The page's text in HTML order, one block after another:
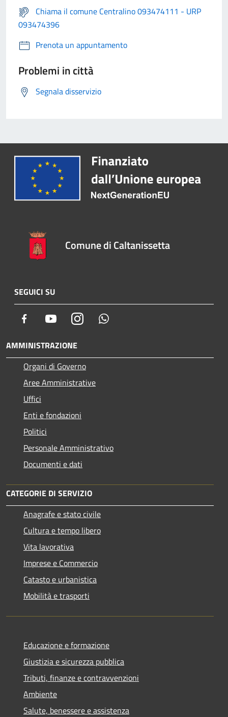
Chiama il comune Centralino 093474111 - URP
093474396
Prenota un appuntamento
Problemi in città
Segnala disservizio
Comune di Caltanissetta
SEGUICI SU
Facebook YoutubeInstagram
AMMINISTRAZIONE
Organi di Governo
Aree Amministrative
Uffici
Enti e fondazioni
Politici
Personale Amministrativo
Documenti e dati
CATEGORIE DI SERVIZIO
Anagrafe e stato civile
Cultura e tempo libero
Vita lavorativa
Imprese e Commercio
Catasto e urbanistica
Mobilità e trasporti
Educazione e formazione
Giustizia e sicurezza pubblica
Tributi, finanze e contravvenzioni
Ambiente
Salute, benessere e assistenza